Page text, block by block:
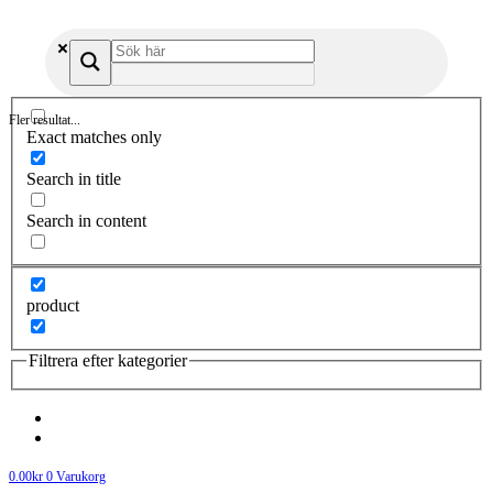
Fler resultat...
Exact matches only
Search in title
Search in content
product
Filtrera efter kategorier
0.00kr 0 Varukorg